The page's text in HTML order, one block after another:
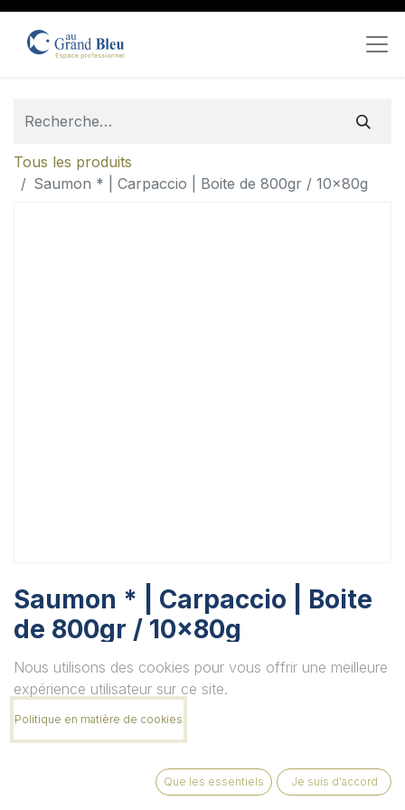
Tous les produits
Saumon * | Carpaccio | Boite de 800gr / 10x80g
Saumon * | Carpaccio | Boite
de 800gr / 10x80g
Unité
Quantité
Nous utilisons des cookies pour vous offrir une meilleure
expérience utilisateur sur ce site.
Politique en matière de cookies
Que les essentiels Je suis d'accord